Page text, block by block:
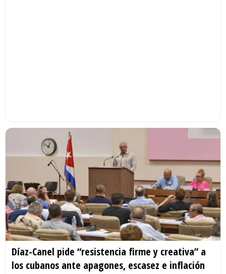
Díaz-Canel pide “resistencia firme y creativa” a
los cubanos ante apagones, escasez e inflación